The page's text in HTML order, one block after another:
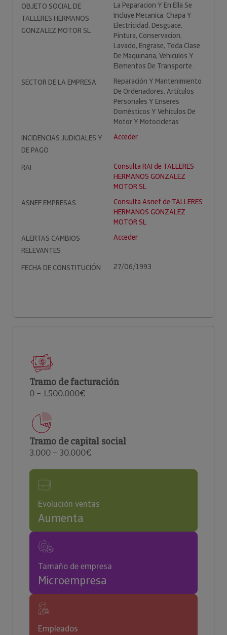
OBJETO SOCIAL DE
TALLERES HERMANOS
GONZALEZ MOTOR SL
La Peparacion Y En Ella Se
Incluye Mecanica, Chapa Y
Electricidad, Desguace,
Pintura, Conservacion,
Lavado, Engrase, Toda Clase
De Maquinaria, Vehiculos Y
Elementos De Transporte.
SECTOR DE LA EMPRESA
Reparación Y Mantenimiento
De Ordenadores, Artículos
Personales Y Enseres
Domésticos Y Vehículos De
Motor Y Motocicletas
INCIDENCIAS JUDICIALES Y
DE PAGO
Acceder
RAI
Consulta RAI de TALLERES
HERMANOS GONZALEZ
MOTOR SL
ASNEF EMPRESAS
Consulta Asnef de TALLERES
HERMANOS GONZALEZ
MOTOR SL
ALERTAS CAMBIOS
RELEVANTES
Acceder
FECHA DE CONSTITUCIÓN 27/06/1993
Tramo de facturación
0 – 1.500.000€
Tramo de capital social
3.000 – 30.000€
Evolución ventas
Aumenta
Tamaño de empresa
Microempresa
Empleados